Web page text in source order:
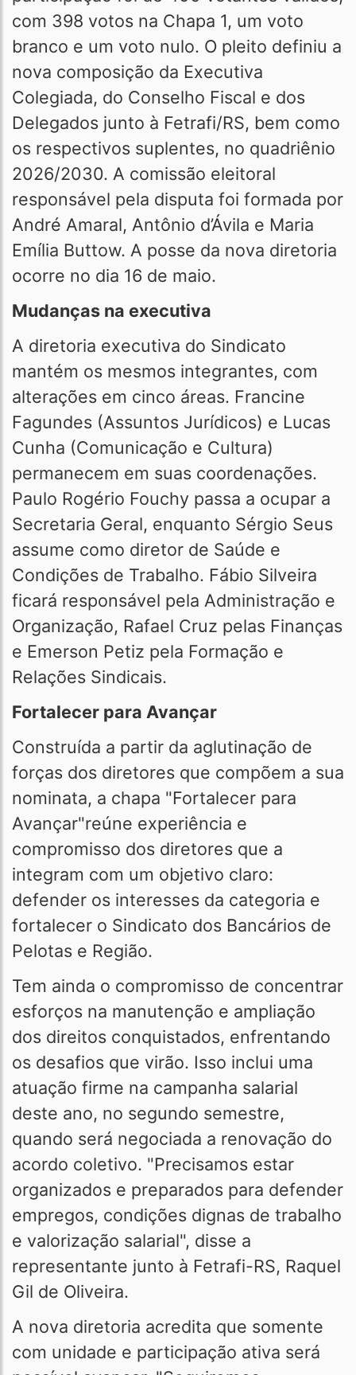
com 398 votos na Chapa 1, um voto
branco e um voto nulo. O pleito definiu a
nova composição da Executiva
Colegiada, do Conselho Fiscal e dos
Delegados junto à Fetrafi/RS, bem como
os respectivos suplentes, no quadriênio
2026/2030. A comissão eleitoral
responsável pela disputa foi formada por
André Amaral, Antônio d’Ávila e Maria
Emília Buttow. A posse da nova diretoria
ocorre no dia 16 de maio.
Mudanças na executiva
A diretoria executiva do Sindicato
mantém os mesmos integrantes, com
alterações em cinco áreas. Francine
Fagundes (Assuntos Jurídicos) e Lucas
Cunha (Comunicação e Cultura)
permanecem em suas coordenações.
Paulo Rogério Fouchy passa a ocupar a
Secretaria Geral, enquanto Sérgio Seus
assume como diretor de Saúde e
Condições de Trabalho. Fábio Silveira
ficará responsável pela Administração e
Organização, Rafael Cruz pelas Finanças
e Emerson Petiz pela Formação e
Relações Sindicais.
Fortalecer para Avançar
Construída a partir da aglutinação de
forças dos diretores que compõem a sua
nominata, a chapa "Fortalecer para
Avançar"reúne experiência e
compromisso dos diretores que a
integram com um objetivo claro:
defender os interesses da categoria e
fortalecer o Sindicato dos Bancários de
Pelotas e Região.
Tem ainda o compromisso de concentrar
esforços na manutenção e ampliação
dos direitos conquistados, enfrentando
os desafios que virão. Isso inclui uma
atuação firme na campanha salarial
deste ano, no segundo semestre,
quando será negociada a renovação do
acordo coletivo. "Precisamos estar
organizados e preparados para defender
empregos, condições dignas de trabalho
e valorização salarial", disse a
representante junto à Fetrafi-RS, Raquel
Gil de Oliveira.
A nova diretoria acredita que somente
com unidade e participação ativa será